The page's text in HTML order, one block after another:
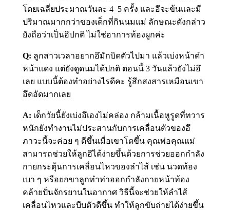
โดยเฉลี่ยประมาณวันละ 4–5 ครั้ง และอึจะข้นและมี
ปริมาณมากกว่าของเด็กที่กินนมแม่ ลักษณะดังกล่าว
ยังถือว่าเป็นอึปกติ ไม่ใช่อาการท้องผูกค่ะ
Q: ลูกสาวเวลาอยากอึมักบิดตัวไปมา แล้วเบ่งหน้าดำ
หน้าแดง แต่ยังดูดนมได้ปกติ ตอนนี้ 3 วันแล้วยังไม่อึ
เลย แบบนี้ต้องทำอย่างไรดีคะ รู้สึกสงสารเหมือนเขา
อึดอัดมากเลย
A: เด็กวัยนี้ยังเบ่งอึเองไม่คล่อง กล้ามเนื้อหูรูดที่ทวาร
หนักยังทำงานไม่ประสานกับการเคลื่อนตัวของอึ
ภาวะนี้จะค่อย ๆ ดีขึ้นเมื่อเขาโตขึ้น คุณพ่อคุณแม่
สามารถช่วยให้ลูกอึได้ง่ายขึ้นด้วยการช่วยออกกำลัง
กายกระตุ้นการเคลื่อนไหวของลำไส้ เช่น นวดท้อง
เบา ๆ หรือยกขาลูกทำท่าออกกำลังกายหน้าท้อง
คล้ายปั่นจักรยานในอากาศ วิธีนี้จะช่วยให้ลำไส้
เคลื่อนไหวและบีบตัวดีขึ้น ทำให้ลูกขับถ่ายได้ง่ายขึ้น